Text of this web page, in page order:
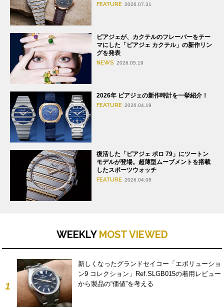
FEATURE 2026.07.31
ピアジェが、カクテルのフレーバーをテー
マにした「ピアジェ カクテル」の新作リン
グを発表
NEWS 2026.05.19
2026年 ピアジェの新作時計を一挙紹介！
FEATURE 2026.04.19
復活した「ピアジェ ポロ 79」にツートン
モデルが登場。超薄型ムーブメントを搭載
したスポーツウォッチ
FEATURE 2026.04.08
WEEKLY MOST VIEWED
1
新しくなったグランドセイコー「エボリューショ
ン9 コレクション」Ref.SLGB015の着用レビュー
から製品の“価値”を考える